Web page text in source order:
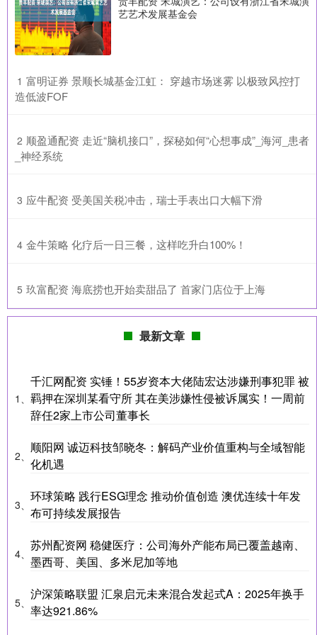
艺艺术发展基金会
1 ​富明证券 景顺长城基金江虹： 穿越市场迷雾 以极致风控打
造低波FOF
2 ​顺盈通配资 走近“脑机接口”，探秘如何“心想事成”_海河_患者
_神经系统
3 ​应牛配资 受美国关税冲击，瑞士手表出口大幅下滑
4 ​金牛策略 化疗后一日三餐，这样吃升白100%！
5 ​玖富配资 海底捞也开始卖甜品了 首家门店位于上海
最新文章
1、
千汇网配资 实锤！55岁资本大佬陆宏达涉嫌刑事犯罪 被
羁押在深圳某看守所 其在美涉嫌性侵被诉属实！一周前
辞任2家上市公司董事长
2、
顺阳网 诚迈科技邹晓冬：解码产业价值重构与全域智能
化机遇
3、
环球策略 践行ESG理念 推动价值创造 澳优连续十年发
布可持续发展报告
4、
苏州配资网 稳健医疗：公司海外产能布局已覆盖越南、
墨西哥、美国、多米尼加等地
5、
沪深策略联盟 汇泉启元未来混合发起式A：2025年换手
率达921.86%